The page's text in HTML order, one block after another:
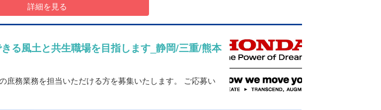
詳細を見る
る風土と共生職場を目指します_静岡/三重/熊本
務業務を担当いただける方を募集いたします。 ご応募い